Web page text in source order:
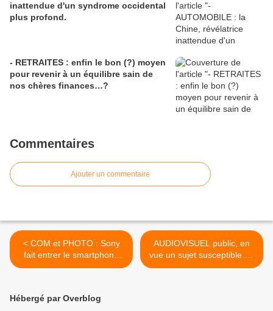
inattendue d'un syndrome occidental
plus profond.
- RETRAITES : enfin le bon (?) moyen
pour revenir à un équilibre sain de
nos chères finances…?
Commentaires
Ajouter un commentaire
< COM et PHOTO : Sony
fait entrer le smartphone
dans une nouvelle époque
AUDIOVISUEL public, en
vue un sujet susceptible de
devenir un thème
Hébergé par Overblog